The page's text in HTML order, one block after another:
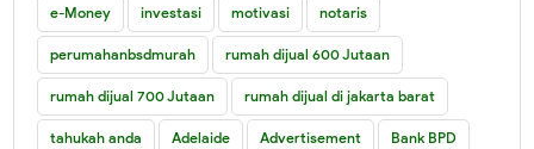
e-Money investasi motivasi notaris
perumahanbsdmurah rumah dijual 600 Jutaan
rumah dijual 700 Jutaan rumah dijual di jakarta barat
tahukah anda Adelaide Advertisement Bank BPD